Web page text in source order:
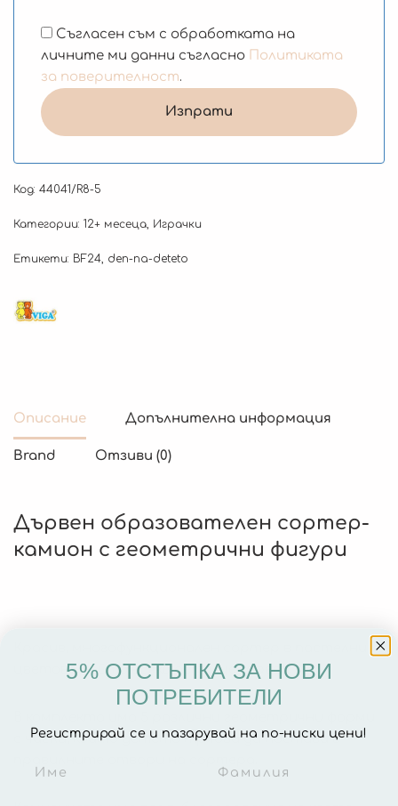
Съгласен съм с обработката на
личните ми данни съгласно Политиката
за поверителност.
Код: 44041/R8-5
Категории: 12+ месеца Играчки
Етикети: BF24 den-na-deteto
Описание Допълнителна информация
Brand Отзиви (0)
Дървен образователен сортер-
камион с геометрични фигури
цветове, който всяко дете ще хареса.
с числа, които детето трябва да постави в
5% ОТСТЪПКА ЗА НОВИ
ПОТРЕБИТЕЛИ
Регистрирай се и пазарувай на по-ниски цени!